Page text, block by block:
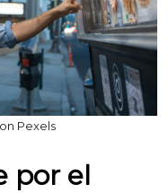
Pexels
por el